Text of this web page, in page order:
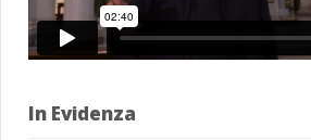
In Evidenza